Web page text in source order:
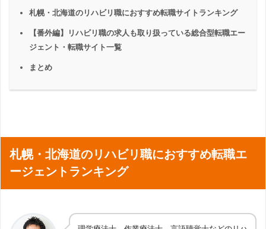
札幌・北海道のリハビリ職におすすめ転職サイトランキング
【番外編】リハビリ職の求人も取り扱っている総合型転職エー
ジェント・転職サイト一覧
まとめ
札幌・北海道のリハビリ職におすすめ転職エ
ージェントランキング